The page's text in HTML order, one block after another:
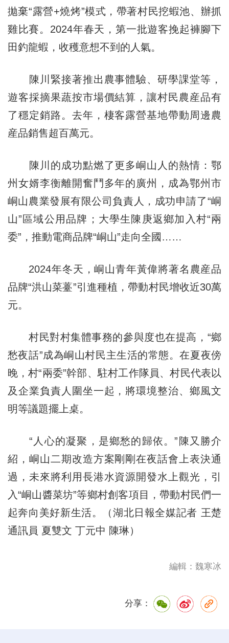
拋棄“露營+燒烤”模式，帶著村民挖蝦池、辦抓
雞比賽。2024年春天，第一批遊客挽起褲腳下
田釣龍蝦，收穫意想不到的人氣。
陳川緊接著推出農事體驗、研學課堂等，
遊客採摘果蔬按市場價結算，讓村民農産品有
了穩定銷路。去年，棲客露營基地帶動周邊農
産品銷售超百萬元。
陳川的成功點燃了更多峒山人的熱情：鄂
州女婿李衡離開奮鬥多年的廣州，成為鄂州市
峒山農業發展有限公司負責人，成功申請了“峒
山”區域公用品牌；大學生陳庚返鄉加入村“兩
委”，推動電商品牌“峒山”走向全國……
2024年冬天，峒山青年黃偉將著名農産品
品牌“洪山菜薹”引進種植，帶動村民增收近30萬
元。
村民對村集體事務的參與度也在提高，“鄉
愁夜話”成為峒山村民主生活的常態。在夏夜傍
晚，村“兩委”幹部、駐村工作隊員、村民代表以
及企業負責人圍坐一起，將環境整治、鄉風文
明等議題擺上桌。
“人心的凝聚，是鄉愁的歸依。”陳又勝介
紹，峒山二期改造方案剛剛在夜話會上表決通
過，未來將利用長港水資源開發水上觀光，引
入“峒山醬菜坊”等鄉村創客項目，帶動村民們一
起奔向美好新生活。（湖北日報全媒記者 王楚
通訊員 夏雙文 丁元中 陳琳）
編輯：魏寒冰
分享：